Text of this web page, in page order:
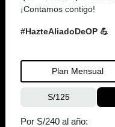
¡Contamos contigo!
#HazteAliadoDeOP 💪
Plan Mensual
S/125
Por S/240 al año: